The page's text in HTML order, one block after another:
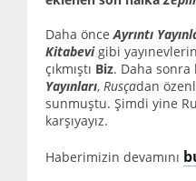
Daha önce Ayrıntı
Kitabevigibi
çıkmıştı Biz. Daha sonra
Yayınları, Rusçadan
sunmuştu. Şimdi yine
karşıyayız.
Haberimizin devamını